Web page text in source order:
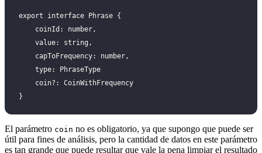
export interface Phrase {
    coinId: number,
    value: string,
    capToFrequency: number,
    type: PhraseType
    coin?: CoinWithFrequency
}
El parámetro coin no es obligatorio, ya que supongo que puede ser
útil para fines de análisis, pero la cantidad de datos en este parámetro
es tan grande que puede resultar que vale la pena limpiar el resultado